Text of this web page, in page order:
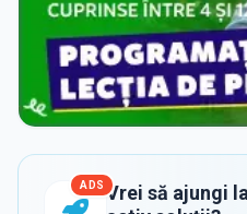
ADS Vrei să ajungi